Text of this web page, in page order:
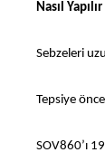
Nasıl Yapılır
Sebzeleri
Tepsiye
SOV860’ı